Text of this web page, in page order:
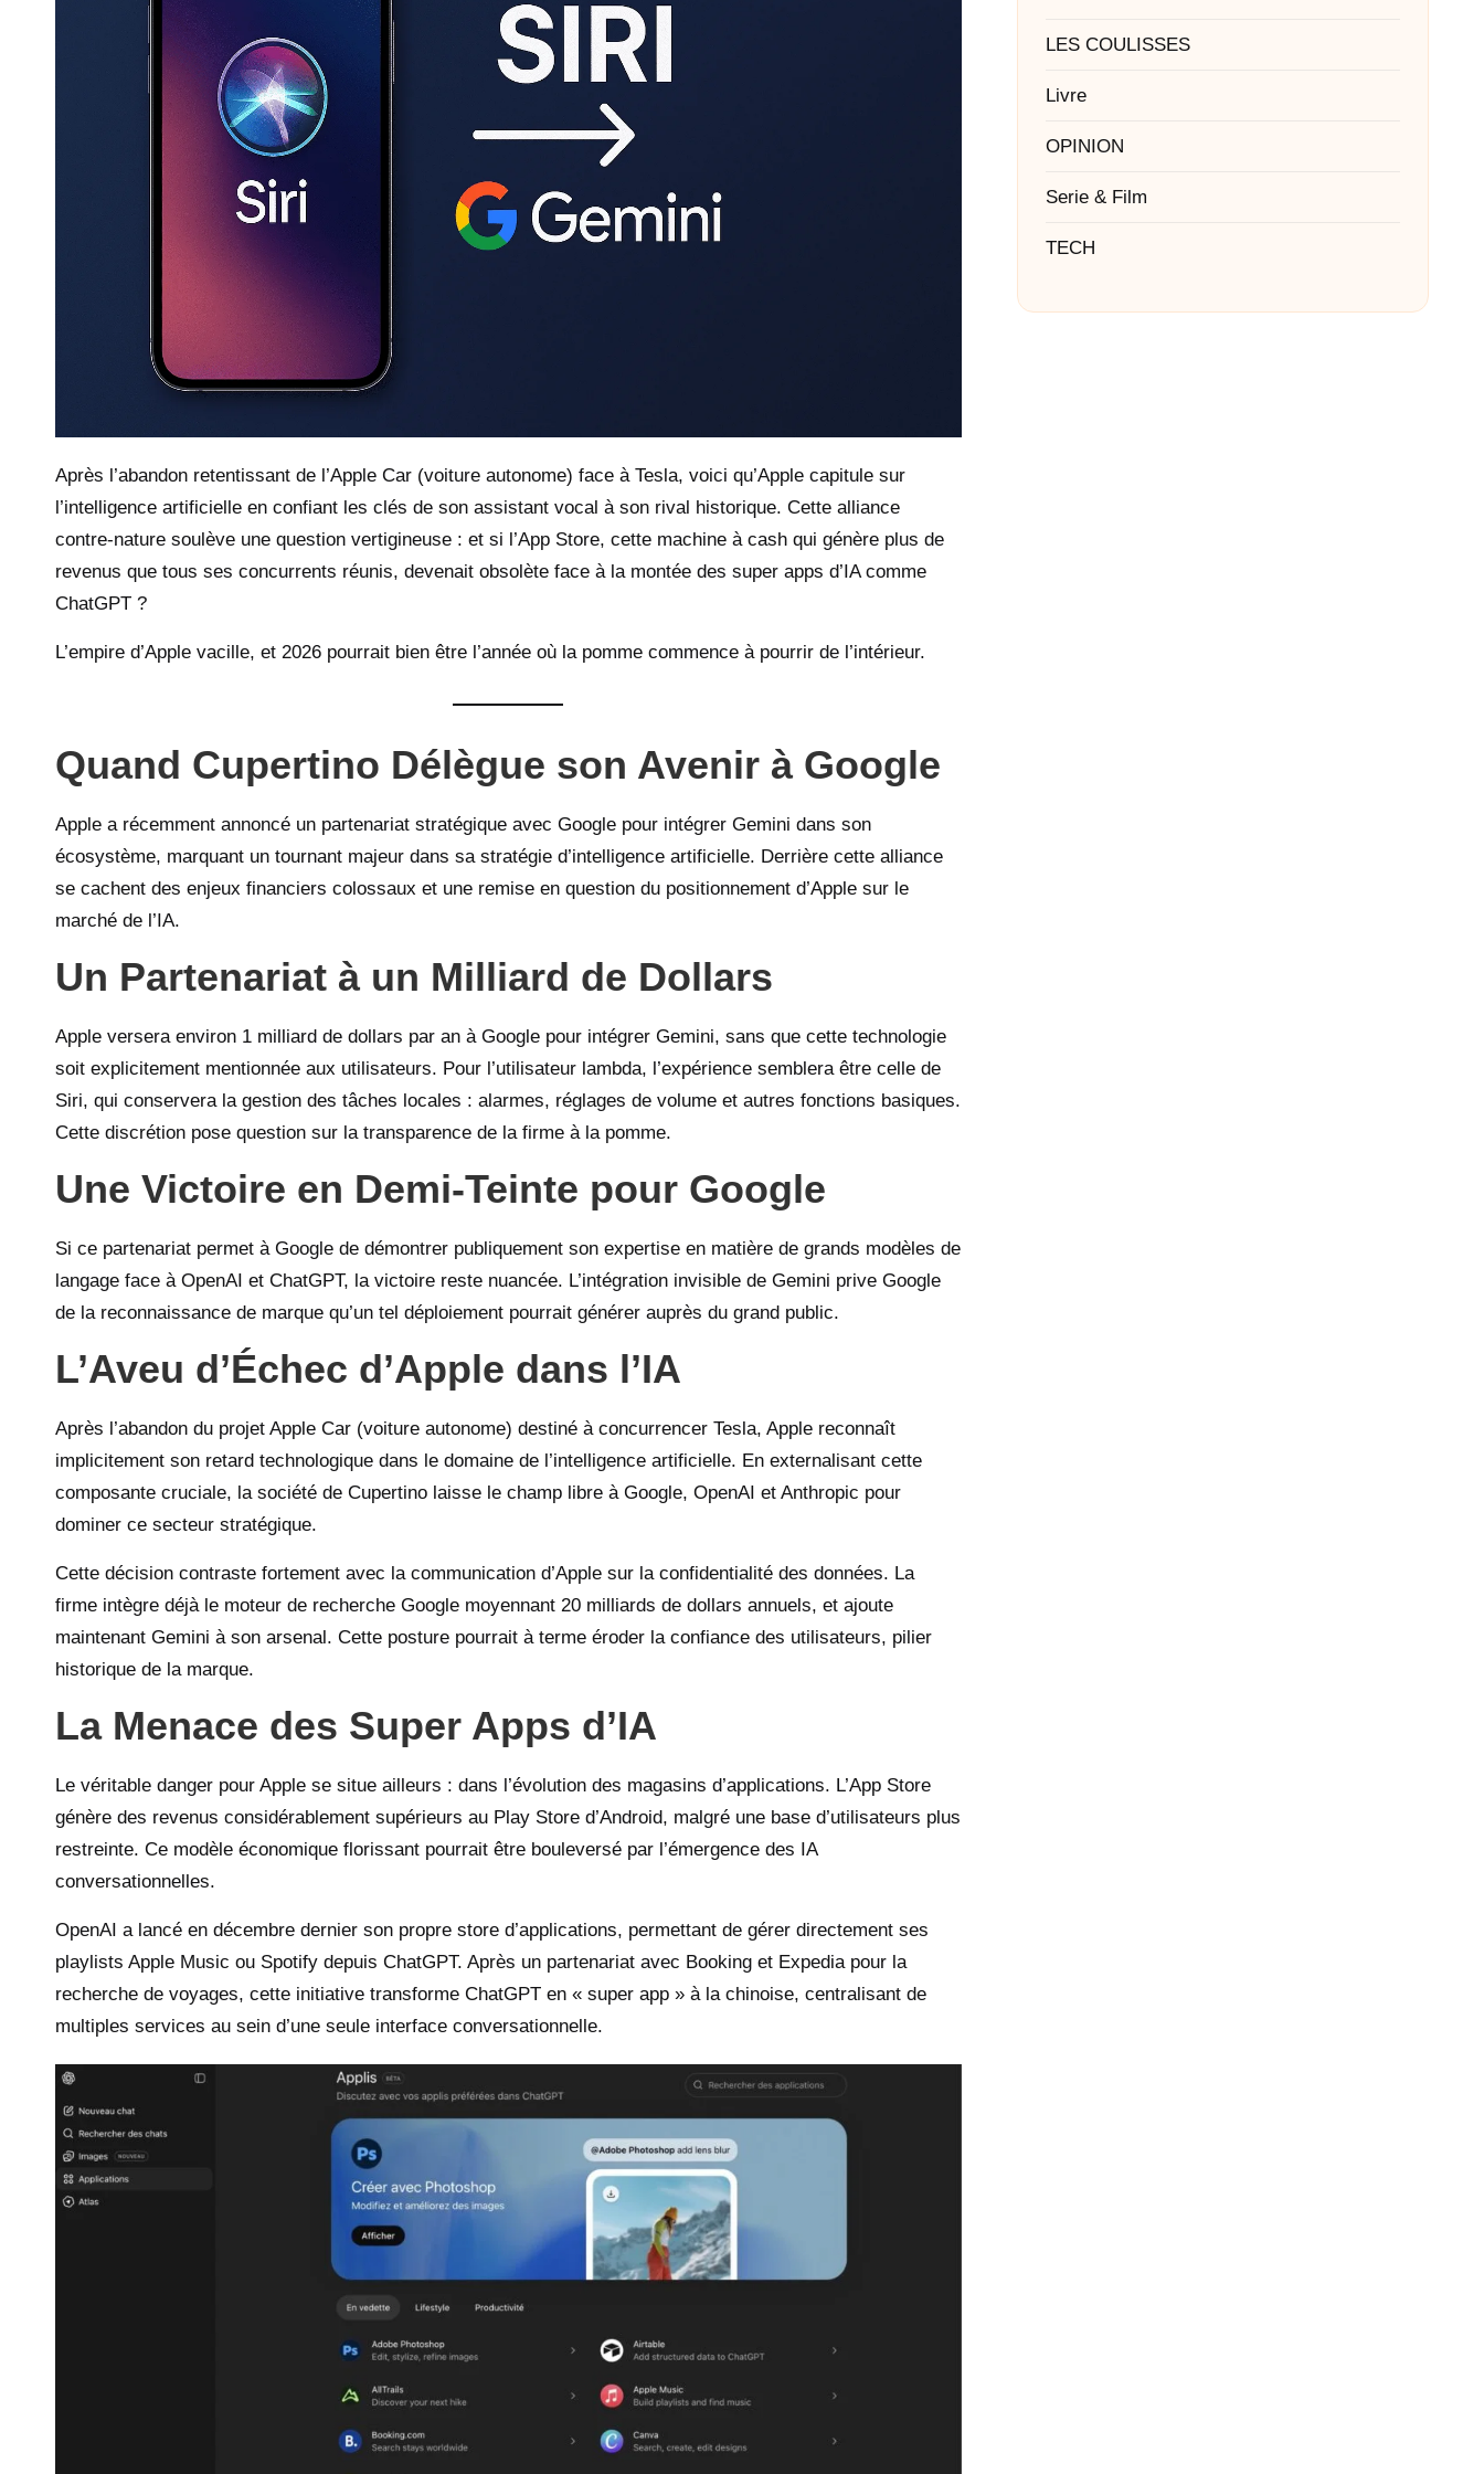
Après l’abandon retentissant de l’Apple Car (voiture autonome) face à Tesla, voici qu’Apple capitule sur
l’intelligence artificielle en confiant les clés de son assistant vocal à son rival historique. Cette alliance
contre-nature soulève une question vertigineuse : et si l’App Store, cette machine à cash qui génère plus de
revenus que tous ses concurrents réunis, devenait obsolète face à la montée des super apps d’IA comme
ChatGPT ?
L’empire d’Apple vacille, et 2026 pourrait bien être l’année où la pomme commence à pourrir de l’intérieur.
Quand Cupertino Délègue son Avenir à Google
Apple a récemment annoncé un partenariat stratégique avec Google pour intégrer Gemini dans son
écosystème, marquant un tournant majeur dans sa stratégie d’intelligence artificielle. Derrière cette alliance
se cachent des enjeux financiers colossaux et une remise en question du positionnement d’Apple sur le
marché de l’IA.
Un Partenariat à un Milliard de Dollars
Apple versera environ 1 milliard de dollars par an à Google pour intégrer Gemini, sans que cette technologie
soit explicitement mentionnée aux utilisateurs. Pour l’utilisateur lambda, l’expérience semblera être celle de
Siri, qui conservera la gestion des tâches locales : alarmes, réglages de volume et autres fonctions basiques.
Cette discrétion pose question sur la transparence de la firme à la pomme.
Une Victoire en Demi-Teinte pour Google
Si ce partenariat permet à Google de démontrer publiquement son expertise en matière de grands modèles de
langage face à OpenAI et ChatGPT, la victoire reste nuancée. L’intégration invisible de Gemini prive Google
de la reconnaissance de marque qu’un tel déploiement pourrait générer auprès du grand public.
L’Aveu d’Échec d’Apple dans l’IA
Après l’abandon du projet Apple Car (voiture autonome) destiné à concurrencer Tesla, Apple reconnaît
implicitement son retard technologique dans le domaine de l’intelligence artificielle. En externalisant cette
composante cruciale, la société de Cupertino laisse le champ libre à Google, OpenAI et Anthropic pour
dominer ce secteur stratégique.
Cette décision contraste fortement avec la communication d’Apple sur la confidentialité des données. La
firme intègre déjà le moteur de recherche Google moyennant 20 milliards de dollars annuels, et ajoute
maintenant Gemini à son arsenal. Cette posture pourrait à terme éroder la confiance des utilisateurs, pilier
historique de la marque.
La Menace des Super Apps d’IA
Le véritable danger pour Apple se situe ailleurs : dans l’évolution des magasins d’applications. L’App Store
génère des revenus considérablement supérieurs au Play Store d’Android, malgré une base d’utilisateurs plus
restreinte. Ce modèle économique florissant pourrait être bouleversé par l’émergence des IA
conversationnelles.
OpenAI a lancé en décembre dernier son propre store d’applications, permettant de gérer directement ses
playlists Apple Music ou Spotify depuis ChatGPT. Après un partenariat avec Booking et Expedia pour la
recherche de voyages, cette initiative transforme ChatGPT en « super app » à la chinoise, centralisant de
multiples services au sein d’une seule interface conversationnelle.
LES COULISSES
Livre
OPINION
Serie & Film
TECH